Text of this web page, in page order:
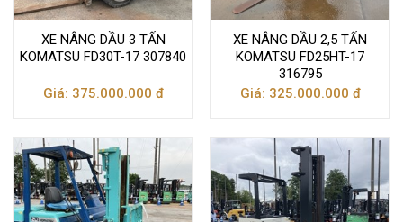
XE NÂNG DẦU 3 TẤN
KOMATSU FD30T-17 307840
Giá: 375.000.000 đ
XE NÂNG DẦU 2,5 TẤN
KOMATSU FD25HT-17
316795
Giá: 325.000.000 đ